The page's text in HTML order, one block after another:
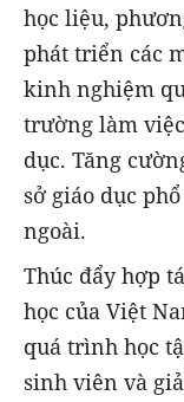
học liệu,
phát triển các
kinh nghiệm
trường làm
dục. Tăng
sở giáo dục
ngoài.
Thúc đẩy hợp
học của Việt
quá trình học
sinh viên và